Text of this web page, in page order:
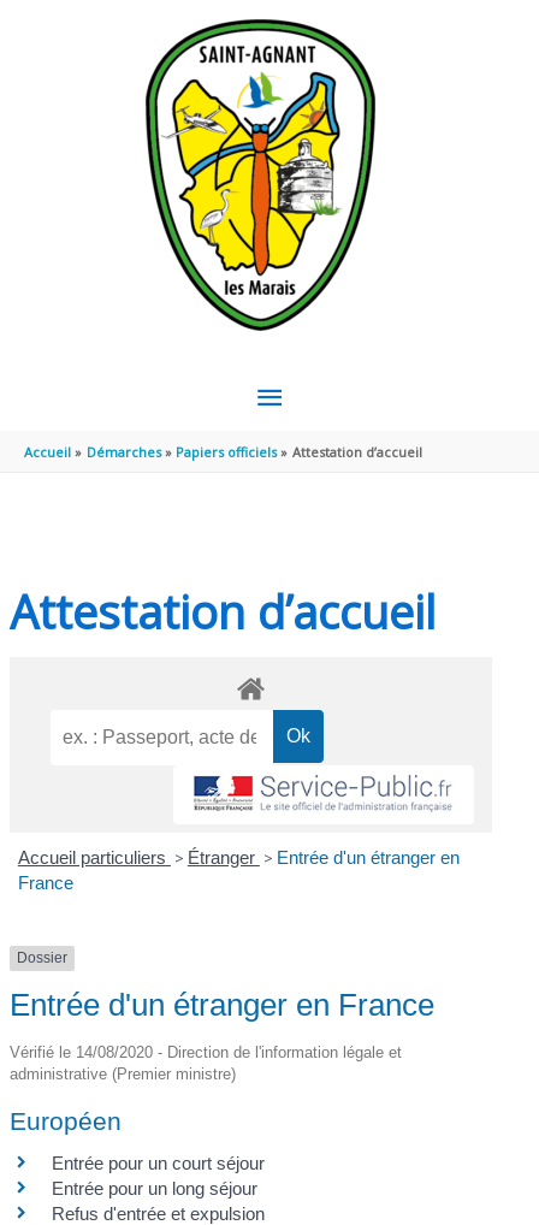
MENU
PRINCIPAL
Accueil Démarches Papiers officiels Attestation d’accueil
Attestation d’accueil
Accueil particuliers > Étranger > Entrée d'un étranger en
France
Dossier
Entrée d'un étranger en France
Vérifié le 14/08/2020 - Direction de l'information légale et
administrative (Premier ministre)
Européen
Entrée pour un court séjour
Entrée pour un long séjour
Refus d'entrée et expulsion